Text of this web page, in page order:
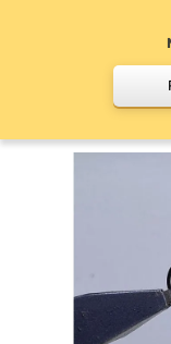
Klasické hlavičky